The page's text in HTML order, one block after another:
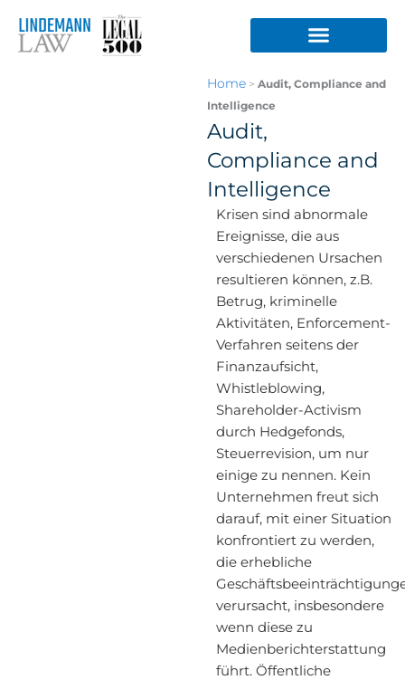
Inhalt
springen
Home> Audit, Compliance and
Intelligence
Audit,
Compliance and
Intelligence
Krisen sind abnormale
Ereignisse, die aus
verschiedenen Ursachen
resultieren können, z.B.
Betrug, kriminelle
Aktivitäten, Enforcement-
Verfahren seitens der
Finanzaufsicht,
Whistleblowing,
Shareholder-Activism
durch Hedgefonds,
Steuerrevision, um nur
einige zu nennen. Kein
Unternehmen freut sich
darauf, mit einer Situation
konfrontiert zu werden,
die erhebliche
verursacht, insbesondere
wenn diese zu
Medienberichterstattung
führt. Öffentliche